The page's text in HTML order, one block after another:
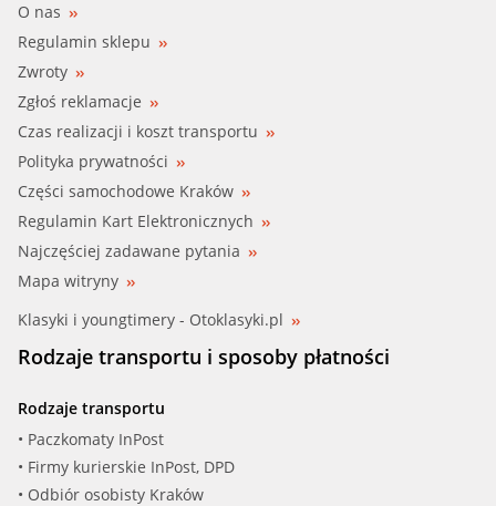
O nas
Regulamin sklepu
Zwroty
Zgłoś reklamacje
Czas realizacji i koszt transportu
Polityka prywatności
Części samochodowe Kraków
Regulamin Kart Elektronicznych
Najczęściej zadawane pytania
Mapa witryny
Klasyki i youngtimery - Otoklasyki.pl
Rodzaje transportu i sposoby płatności
Rodzaje transportu
• Paczkomaty InPost
• Firmy kurierskie InPost, DPD
• Odbiór osobisty Kraków